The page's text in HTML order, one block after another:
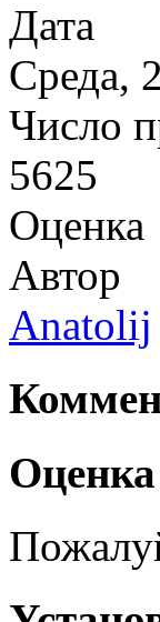
Дата
Среда,
Число
5625
Оценка
Автор
Anatolij